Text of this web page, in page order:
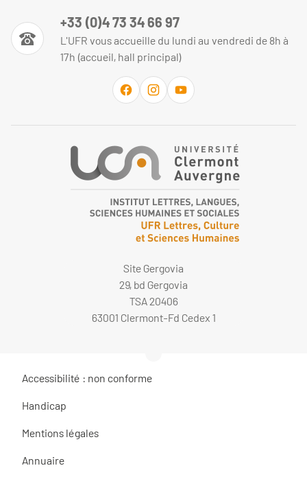
+33 (0)4 73 34 66 97
L'UFR vous accueille du lundi au vendredi de 8h à
17h (accueil, hall principal)
Site Gergovia
29, bd Gergovia
TSA 20406
63001 Clermont-Fd Cedex 1
Accessibilité : non conforme
Handicap
Mentions légales
Annuaire